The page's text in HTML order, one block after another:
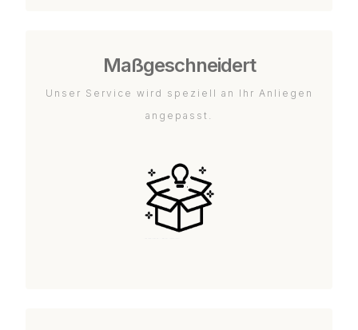
Maßgeschneidert
Unser Service wird speziell an Ihr Anliegen
angepasst.